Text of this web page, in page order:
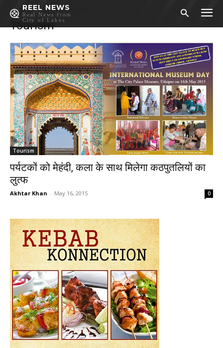
REEL NEWS
Real News from
City of Lakes
Home LifeStyle
Tourism
Tourism
पर्यटकों को मेहंदी, कला के साथ मिलेगा कठपुतलियों का
लुत्फ
Akhtar Khan - May 16, 2015 0